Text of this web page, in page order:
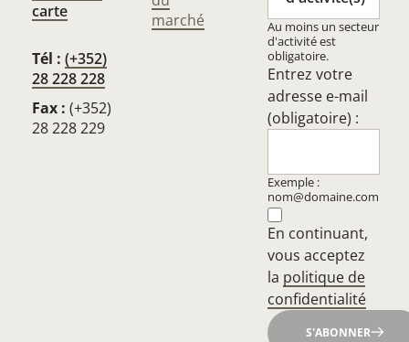
carte
Tél : (+352)
28 228 228
Fax : (+352)
28 228 229
marché
Au moins un secteur
d'activité est
obligatoire.
Entrez votre
adresse e-mail
(obligatoire) :
Exemple :
nom@domaine.com
En continuant,
vous acceptez
la politique de
confidentialité
S'ABONNER